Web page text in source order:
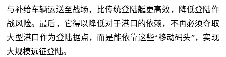
与补给车辆运送至战场，比传统登陆艇更高效，降低登陆作
战风险。最后，它得以降低对于港口的依赖，不再必须夺取
大型港口作为登陆据点，而是能依靠这些“移动码头”，实现
大规模远征登陆。